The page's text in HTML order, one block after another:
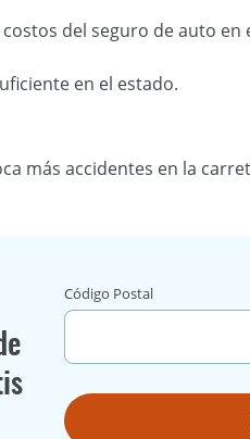
del seguro de auto en
en el estado.
más accidentes en la
Código Postal